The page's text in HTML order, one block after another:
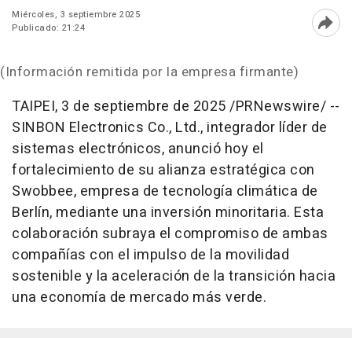
Miércoles, 3 septiembre 2025
Publicado: 21:24
(Información remitida por la empresa firmante)
TAIPEI, 3 de septiembre de 2025/PRNewswire/ --
SINBON Electronics Co., Ltd., integrador líder de
sistemas electrónicos, anunció hoy el
fortalecimiento de su alianza estratégica con
Swobbee, empresa de tecnología climática de
Berlín, mediante una inversión minoritaria. Esta
colaboración subraya el compromiso de ambas
compañías con el impulso de la movilidad
sostenible y la aceleración de la transición hacia
una economía de mercado más verde.